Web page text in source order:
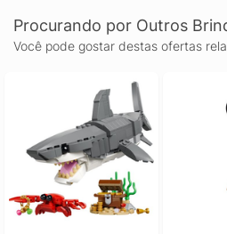
Procurando por Outros
Você pode gostar destas ofertas